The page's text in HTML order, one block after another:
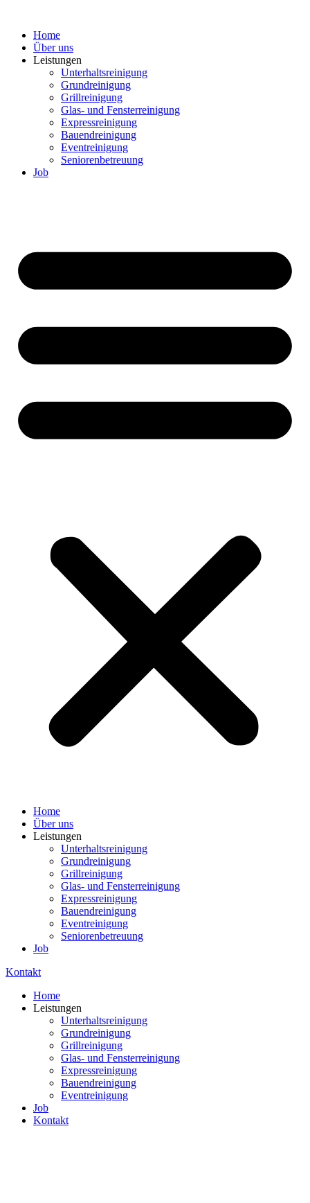
springenHome
Über uns
Leistungen
Unterhaltsreinigung
Grundreinigung
Grillreinigung
Glas- und Fensterreinigung
Expressreinigung
Bauendreinigung
Eventreinigung
Seniorenbetreuung
Job
Home
Über uns
Leistungen
Unterhaltsreinigung
Grundreinigung
Grillreinigung
Glas- und Fensterreinigung
Expressreinigung
Bauendreinigung
Eventreinigung
Seniorenbetreuung
Job
Kontakt
Home
Leistungen
Unterhaltsreinigung
Grundreinigung
Grillreinigung
Glas- und Fensterreinigung
Expressreinigung
Bauendreinigung
Eventreinigung
Job
Kontakt